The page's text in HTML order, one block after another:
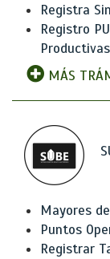
Registra
Registro
Productivas
MÁS
Mayores
Puntos
Registrar